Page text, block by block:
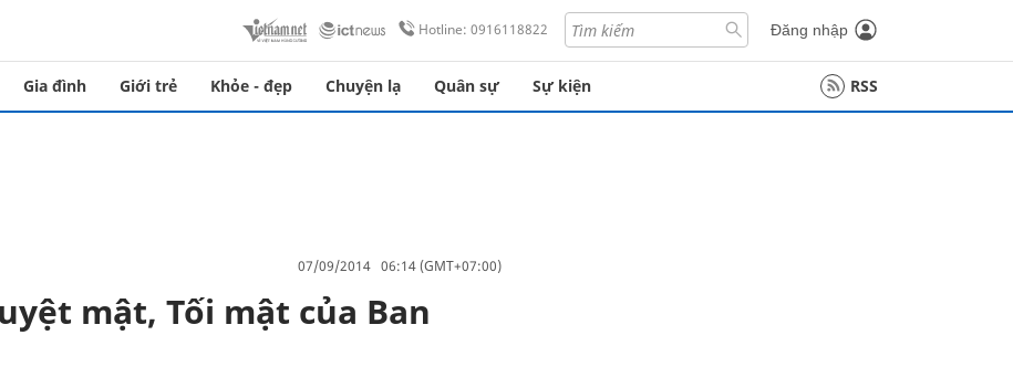
Hotline: 0916118822 Đăng nhập
Gia đình Giới trẻ Khỏe - đẹp Chuyện lạ Quân sự Sự kiện RSS
07/09/2014 06:14 (GMT+07:00)
mật, Tối mật của Ban